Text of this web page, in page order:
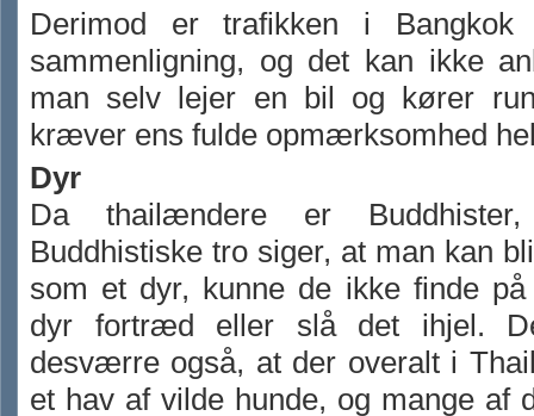
Derimod er trafikken i Bangkok
sammenligning, og det kan ikke
man selv lejer en bil og kører
kræver ens fulde opmærksomhed
Dyr
Da thailændere er
Buddhistiske tro siger, at man kan
som et dyr, kunne de ikke finde
dyr fortræd eller slå det ihjel.
desværre også, at der overalt i
et hav af vilde hunde, og mange af